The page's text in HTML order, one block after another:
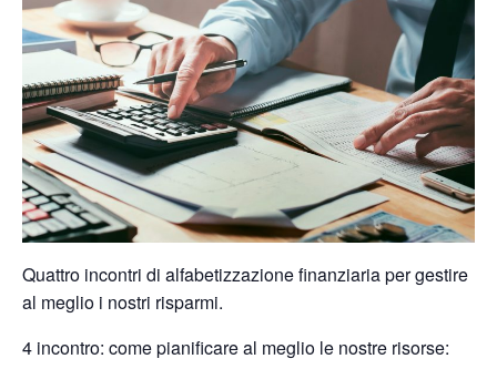
Quattro incontri di alfabetizzazione finanziaria per gestire
al meglio i nostri risparmi.
4 incontro: come pianificare al meglio le nostre risorse: